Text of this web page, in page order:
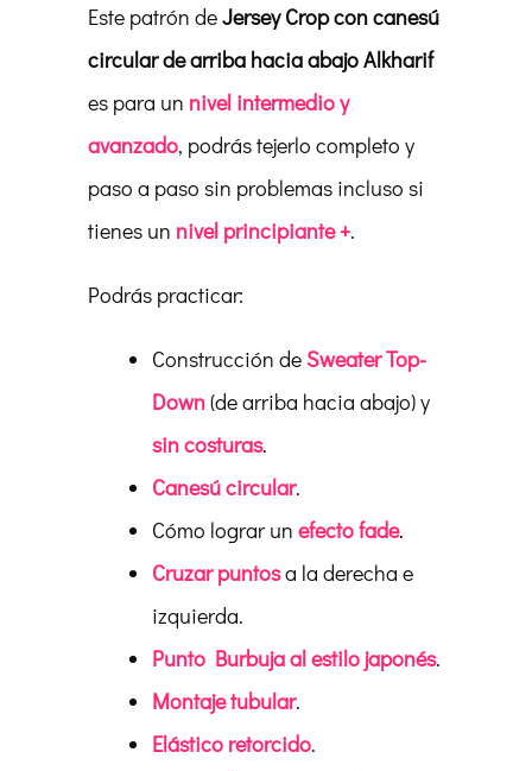
Este patrón deJersey Crop con canesú
circular de arriba hacia abajo Alkharif
es para un nivel intermedio y
avanzado, podrás tejerlo completo y
paso a paso sin problemas incluso si
tienes un nivel principiante +.
Podrás practicar:
Construcción de Sweater Top-
Down(de arriba hacia abajo) y
sin costuras.
Canesú circular.
Cómo lograr un efecto fade.
Cruzar puntosa la derecha e
izquierda.
Punto Burbuja al estilo japonés.
Montaje tubular.
Elástico retorcido.